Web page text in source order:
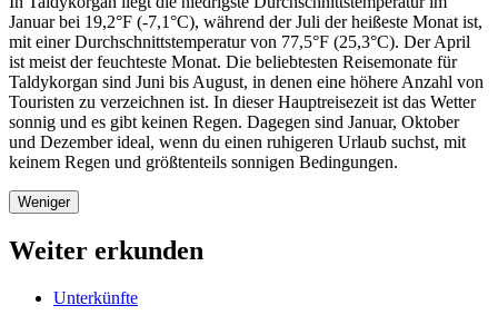
Januar bei 19,2°F (-7,1°C), während der Juli der heißeste Monat ist,
mit einer Durchschnittstemperatur von 77,5°F (25,3°C). Der April
ist meist der feuchteste Monat. Die beliebtesten Reisemonate für
Taldykorgan sind Juni bis August, in denen eine höhere Anzahl von
Touristen zu verzeichnen ist. In dieser Hauptreisezeit ist das Wetter
sonnig und es gibt keinen Regen. Dagegen sind Januar, Oktober
und Dezember ideal, wenn du einen ruhigeren Urlaub suchst, mit
keinem Regen und größtenteils sonnigen Bedingungen.
Weniger
Weiter erkunden
Unterkünfte